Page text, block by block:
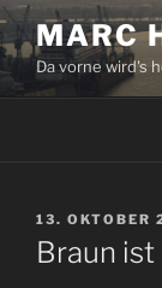
Zum
Inhalt
springen
MARC
Da vorne wird's
AM
13. OKTOBER
Braun ist